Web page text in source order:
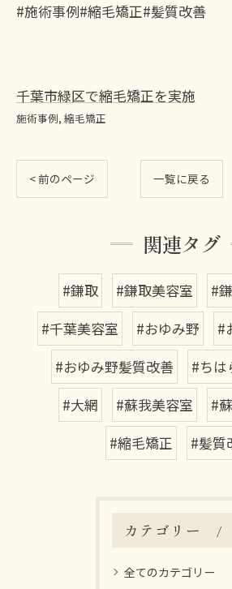
#施術事例#縮毛矯正#髪質改善
千葉市緑区で縮毛矯正を実施
施術事例 縮毛矯正
< 前のページ 一覧に戻る
関連タグ
#鎌取 #鎌取美容室
#
#千葉美容室
#おゆみ野
#
#おゆみ野髪質改善
#ちは
#大網
#蘇我美容室
#
#縮毛矯正
#髪質
カテゴリー
全てのカテゴリー